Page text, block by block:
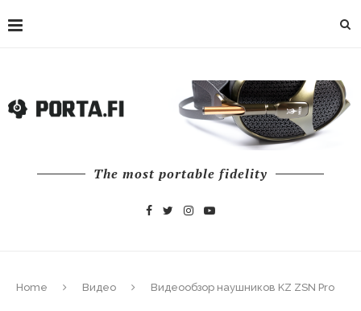
The most portable fidelity
Home Видео Видеообзор наушников KZ ZSN Pro